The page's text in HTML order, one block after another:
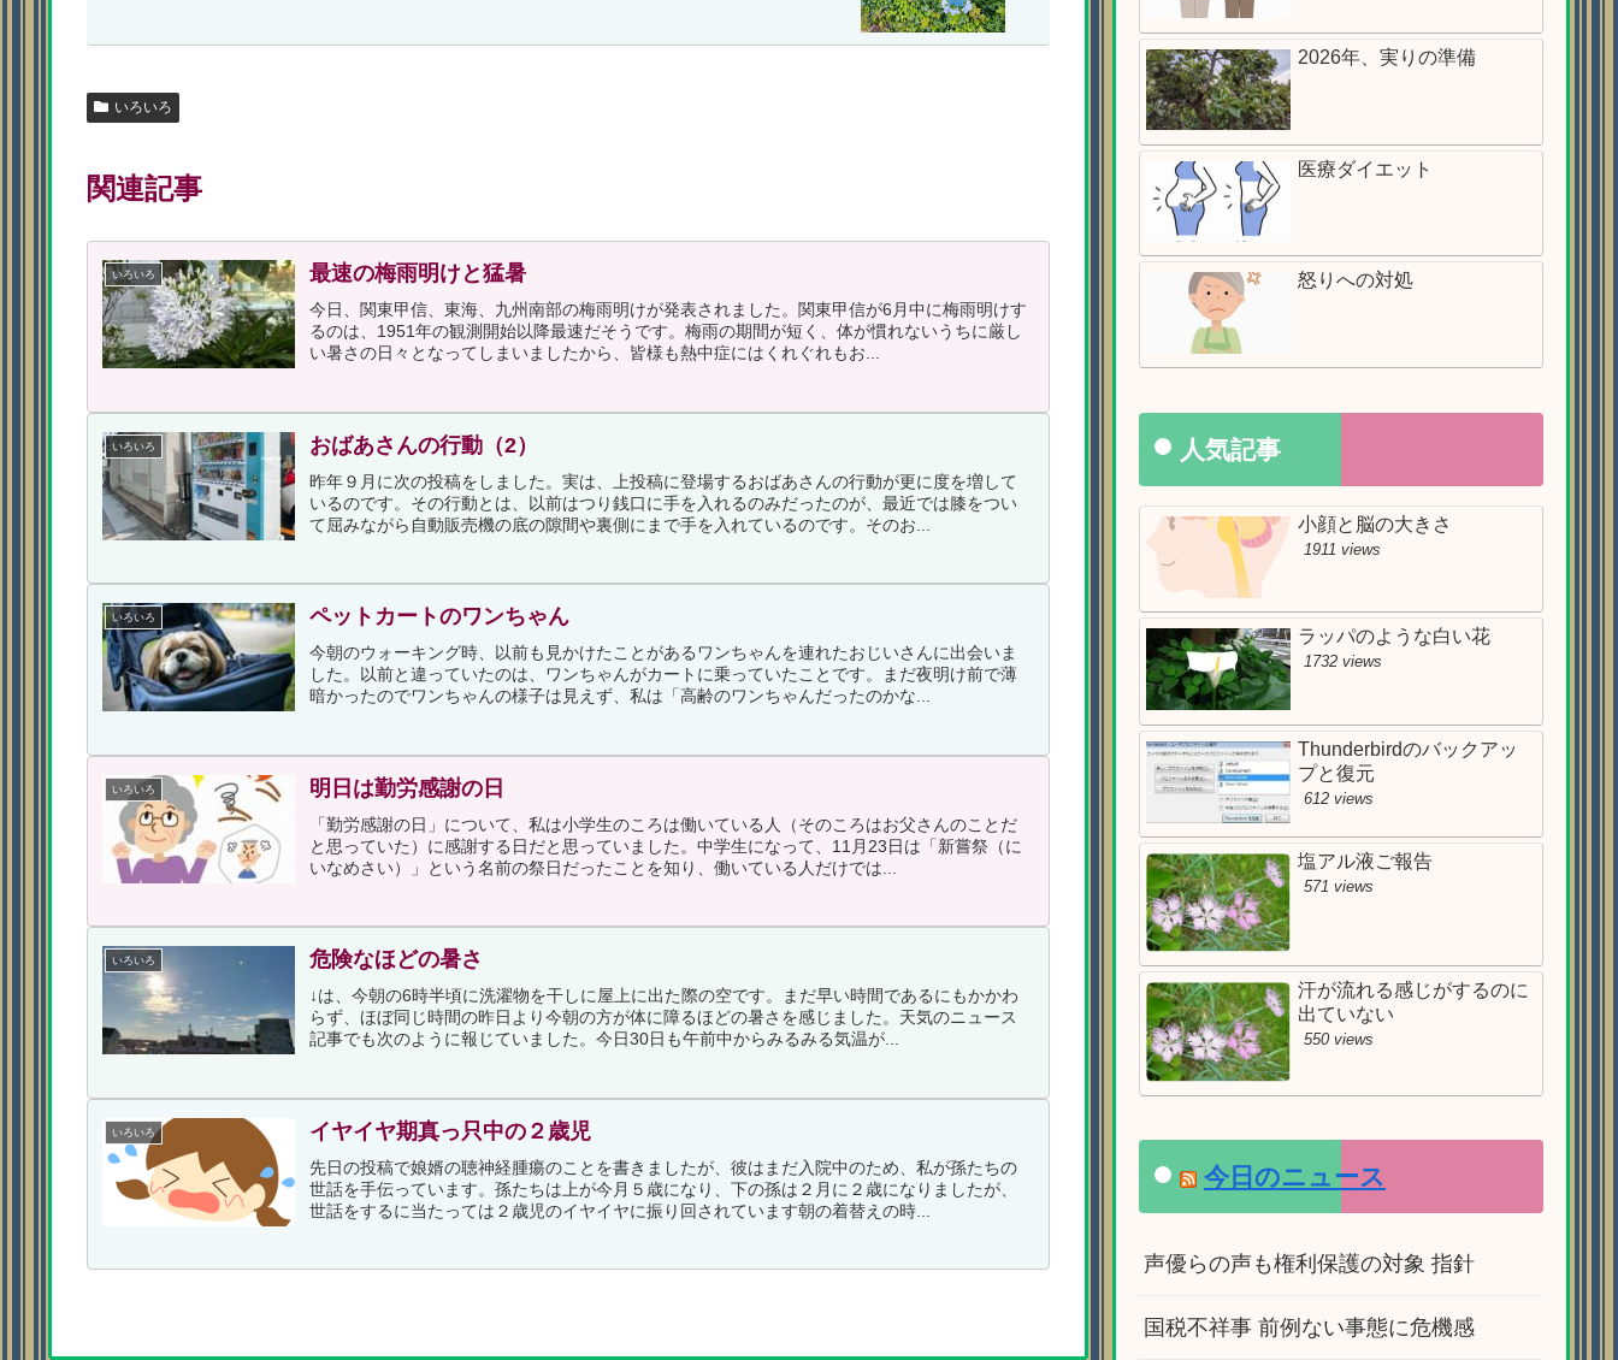
いろいろ
関連記事
いろいろ 最速の梅雨明けと猛暑
今日、関東甲信、東海、九州南部の梅雨明けが発表されました。関東甲信が6月中に梅雨明けす
るのは、1951年の観測開始以降最速だそうです。梅雨の期間が短く、体が慣れないうちに厳し
い暑さの日々となってしまいましたから、皆様も熱中症にはくれぐれもお...
いろいろ おばあさんの行動（2）
昨年９月に次の投稿をしました。実は、上投稿に登場するおばあさんの行動が更に度を増して
いるのです。その行動とは、以前はつり銭口に手を入れるのみだったのが、最近では膝をつい
て屈みながら自動販売機の底の隙間や裏側にまで手を入れているのです。そのお...
いろいろ ペットカートのワンちゃん
今朝のウォーキング時、以前も見かけたことがあるワンちゃんを連れたおじいさんに出会いま
した。以前と違っていたのは、ワンちゃんがカートに乗っていたことです。まだ夜明け前で薄
暗かったのでワンちゃんの様子は見えず、私は「高齢のワンちゃんだったのかな...
いろいろ 明日は勤労感謝の日
「勤労感謝の日」について、私は小学生のころは働いている人（そのころはお父さんのことだ
と思っていた）に感謝する日だと思っていました。中学生になって、11月23日は「新嘗祭（に
いなめさい）」という名前の祭日だったことを知り、働いている人だけでは...
いろいろ 危険なほどの暑さ
↓は、今朝の6時半頃に洗濯物を干しに屋上に出た際の空です。まだ早い時間であるにもかかわ
らず、ほぼ同じ時間の昨日より今朝の方が体に障るほどの暑さを感じました。天気のニュース
記事でも次のように報じていました。今日30日も午前中からみるみる気温が...
いろいろ イヤイヤ期真っ只中の２歳児
先日の投稿で娘婿の聴神経腫瘍のことを書きましたが、彼はまだ入院中のため、私が孫たちの
世話を手伝っています。孫たちは上が今月５歳になり、下の孫は２月に２歳になりましたが、
世話をするに当たっては２歳児のイヤイヤに振り回されています朝の着替えの時...
2026年、実りの準備
医療ダイエット
怒りへの対処
人気記事
小顔と脳の大きさ
1911 views
ラッパのような白い花
1732 views
Thunderbirdのバックアッ
プと復元
612 views
塩アル液ご報告
571 views
汗が流れる感じがするのに
出ていない
550 views
今日のニュース
声優らの声も権利保護の対象 指針
国税不祥事 前例ない事態に危機感